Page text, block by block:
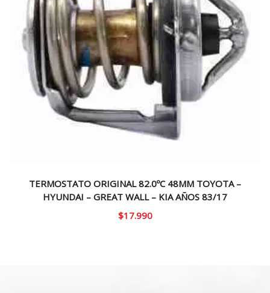
TERMOSTATO ORIGINAL 82.0ºC 48MM TOYOTA –
HYUNDAI – GREAT WALL – KIA AÑOS 83/17
$17.990